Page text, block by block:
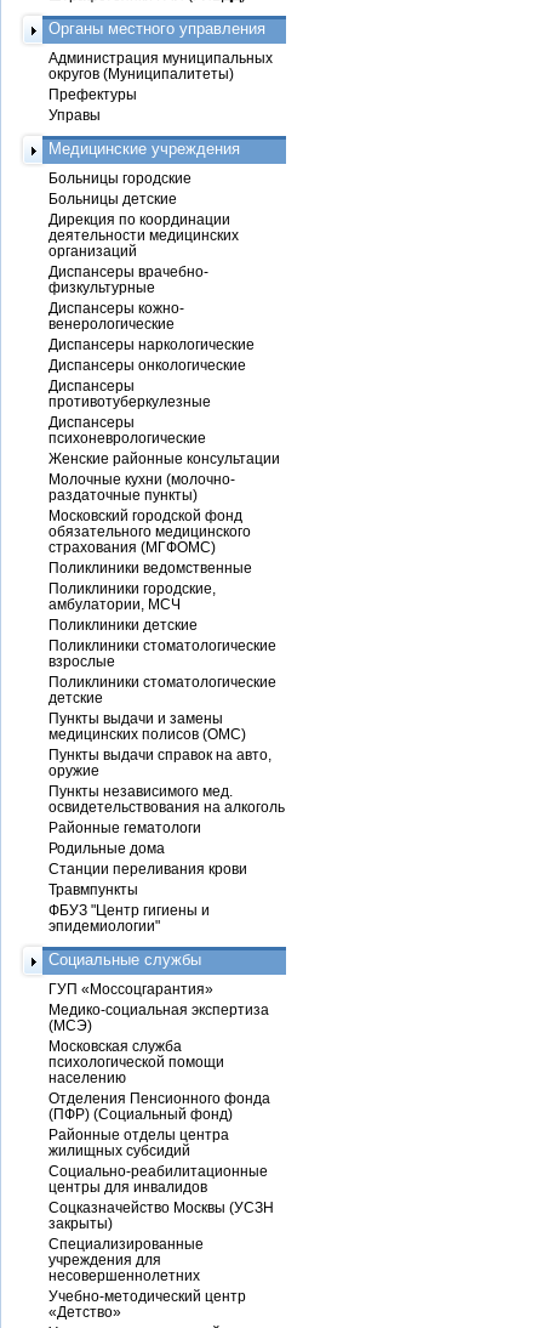
Органы местного управления
Администрация муниципальных
округов (Муниципалитеты)
Префектуры
Управы
Медицинские учреждения
Больницы городские
Больницы детские
Дирекция по координации
деятельности медицинских
организаций
Диспансеры врачебно-
физкультурные
Диспансеры кожно-
венерологические
Диспансеры наркологические
Диспансеры онкологические
Диспансеры
противотуберкулезные
Диспансеры
психоневрологические
Женские районные консультации
Молочные кухни (молочно-
раздаточные пункты)
Московский городской фонд
обязательного медицинского
страхования (МГФОМС)
Поликлиники ведомственные
Поликлиники городские,
амбулатории, МСЧ
Поликлиники детские
Поликлиники стоматологические
взрослые
Поликлиники стоматологические
детские
Пункты выдачи и замены
медицинских полисов (ОМС)
Пункты выдачи справок на авто,
оружие
Пункты независимого мед.
освидетельствования на алкоголь
Районные гематологи
Родильные дома
Станции переливания крови
Травмпункты
ФБУЗ "Центр гигиены и
эпидемиологии"
Социальные службы
ГУП «Моссоцгарантия»
Медико-социальная экспертиза
(МСЭ)
Московская служба
психологической помощи
населению
Отделения Пенсионного фонда
(ПФР) (Социальный фонд)
Районные отделы центра
жилищных субсидий
Социально-реабилитационные
центры для инвалидов
Соцказначейство Москвы (УСЗН
закрыты)
Специализированные
учреждения для
несовершеннолетних
Учебно-методический центр
«Детство»